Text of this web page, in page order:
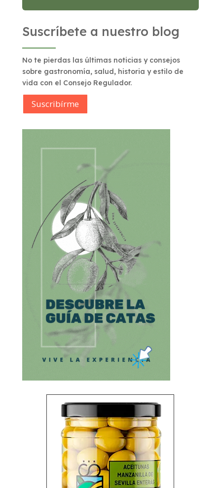
Suscríbete a nuestro blog
No te pierdas las últimas noticias y consejos
sobre gastronomía, salud, historia y estilo de
vida con el Consejo Regulador.
Suscribírme